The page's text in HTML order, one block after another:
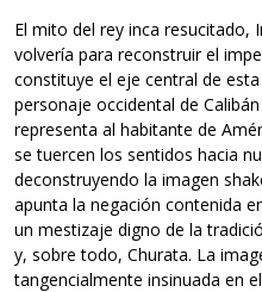
El mito del rey inca resucitado,
volvería para reconstruir el
constituye el eje central de
personaje occidental de
representa al habitante de
se tuercen los sentidos hacia
deconstruyendo la imagen
apunta la negación contenida
un mestizaje digno de la
y, sobre todo, Churata. La
tangencialmente insinuada en